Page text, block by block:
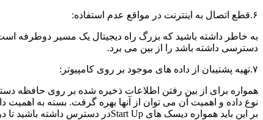
۶.قطع اتصال به اینترنت در مواقع عدم استفاده:
به خاطر داشته باشید که بزرگ راه دیجیتال یک مسیر دوطرفه
دسترسی داشته باشد را از بین می برد.
۷.تهیه پشتیبان از داده های موجود بر روی کامپیوتر:
همواره برای از بین رفتن اطلاعات ذخیره شده بر روی حافظه
نوع داده و اهمیت آن می توان از آنها بهره گرفت. بسته به
بر این باید همواره دیسک های Start Upدر دسترس داشته باشید تا در صورت وقوع اتفاقات نامطلوب بتوانید در اسرع وقت سیستم را بازیابی نمایید.